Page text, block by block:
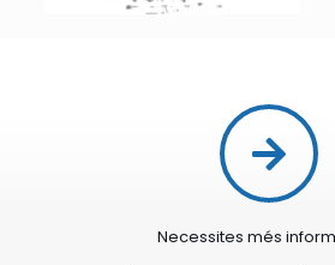
Necessites més